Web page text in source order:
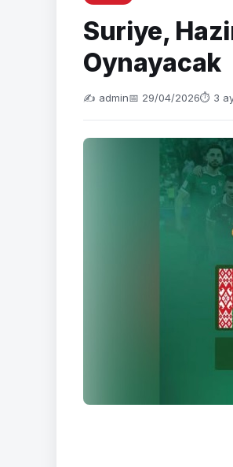
Suriye,
Oynayacak
✍️ admin📅 29/04/2026⏱ 3